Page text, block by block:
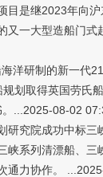
目是继2023年向
又一大型造船门式
研制的新一代
划取得英国劳氏
。...2025-08-02
究院成功中标三
峡系列清漂船、三
通力协作。